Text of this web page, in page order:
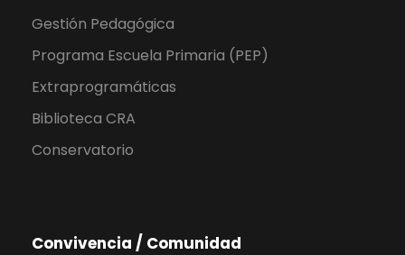
Gestión Pedagógica
Programa Escuela Primaria (PEP)
Extraprogramáticas
Biblioteca CRA
Conservatorio
Convivencia / Comunidad